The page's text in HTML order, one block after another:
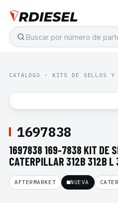
CATÁLOGO · KITS DE SELLOS Y
1697838
1697838 169-7838 KIT DE
CATERPILLAR 312B 312B L
AFTERMARKET NUEVA